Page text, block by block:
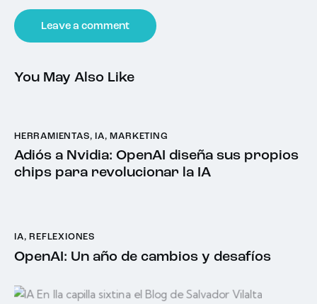
You May Also Like
HERRAMIENTAS, IA, MARKETING
Adiós a Nvidia: OpenAI diseña sus propios
chips para revolucionar la IA
IA, REFLEXIONES
OpenAI: Un año de cambios y desafíos